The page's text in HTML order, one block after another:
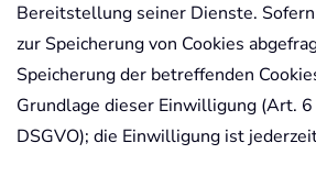
Bereitstellung seiner Dienste.
zur Speicherung von Cookies
Speicherung der betreffenden
Grundlage dieser Einwilligung (Art.
DSGVO); die Einwilligung ist